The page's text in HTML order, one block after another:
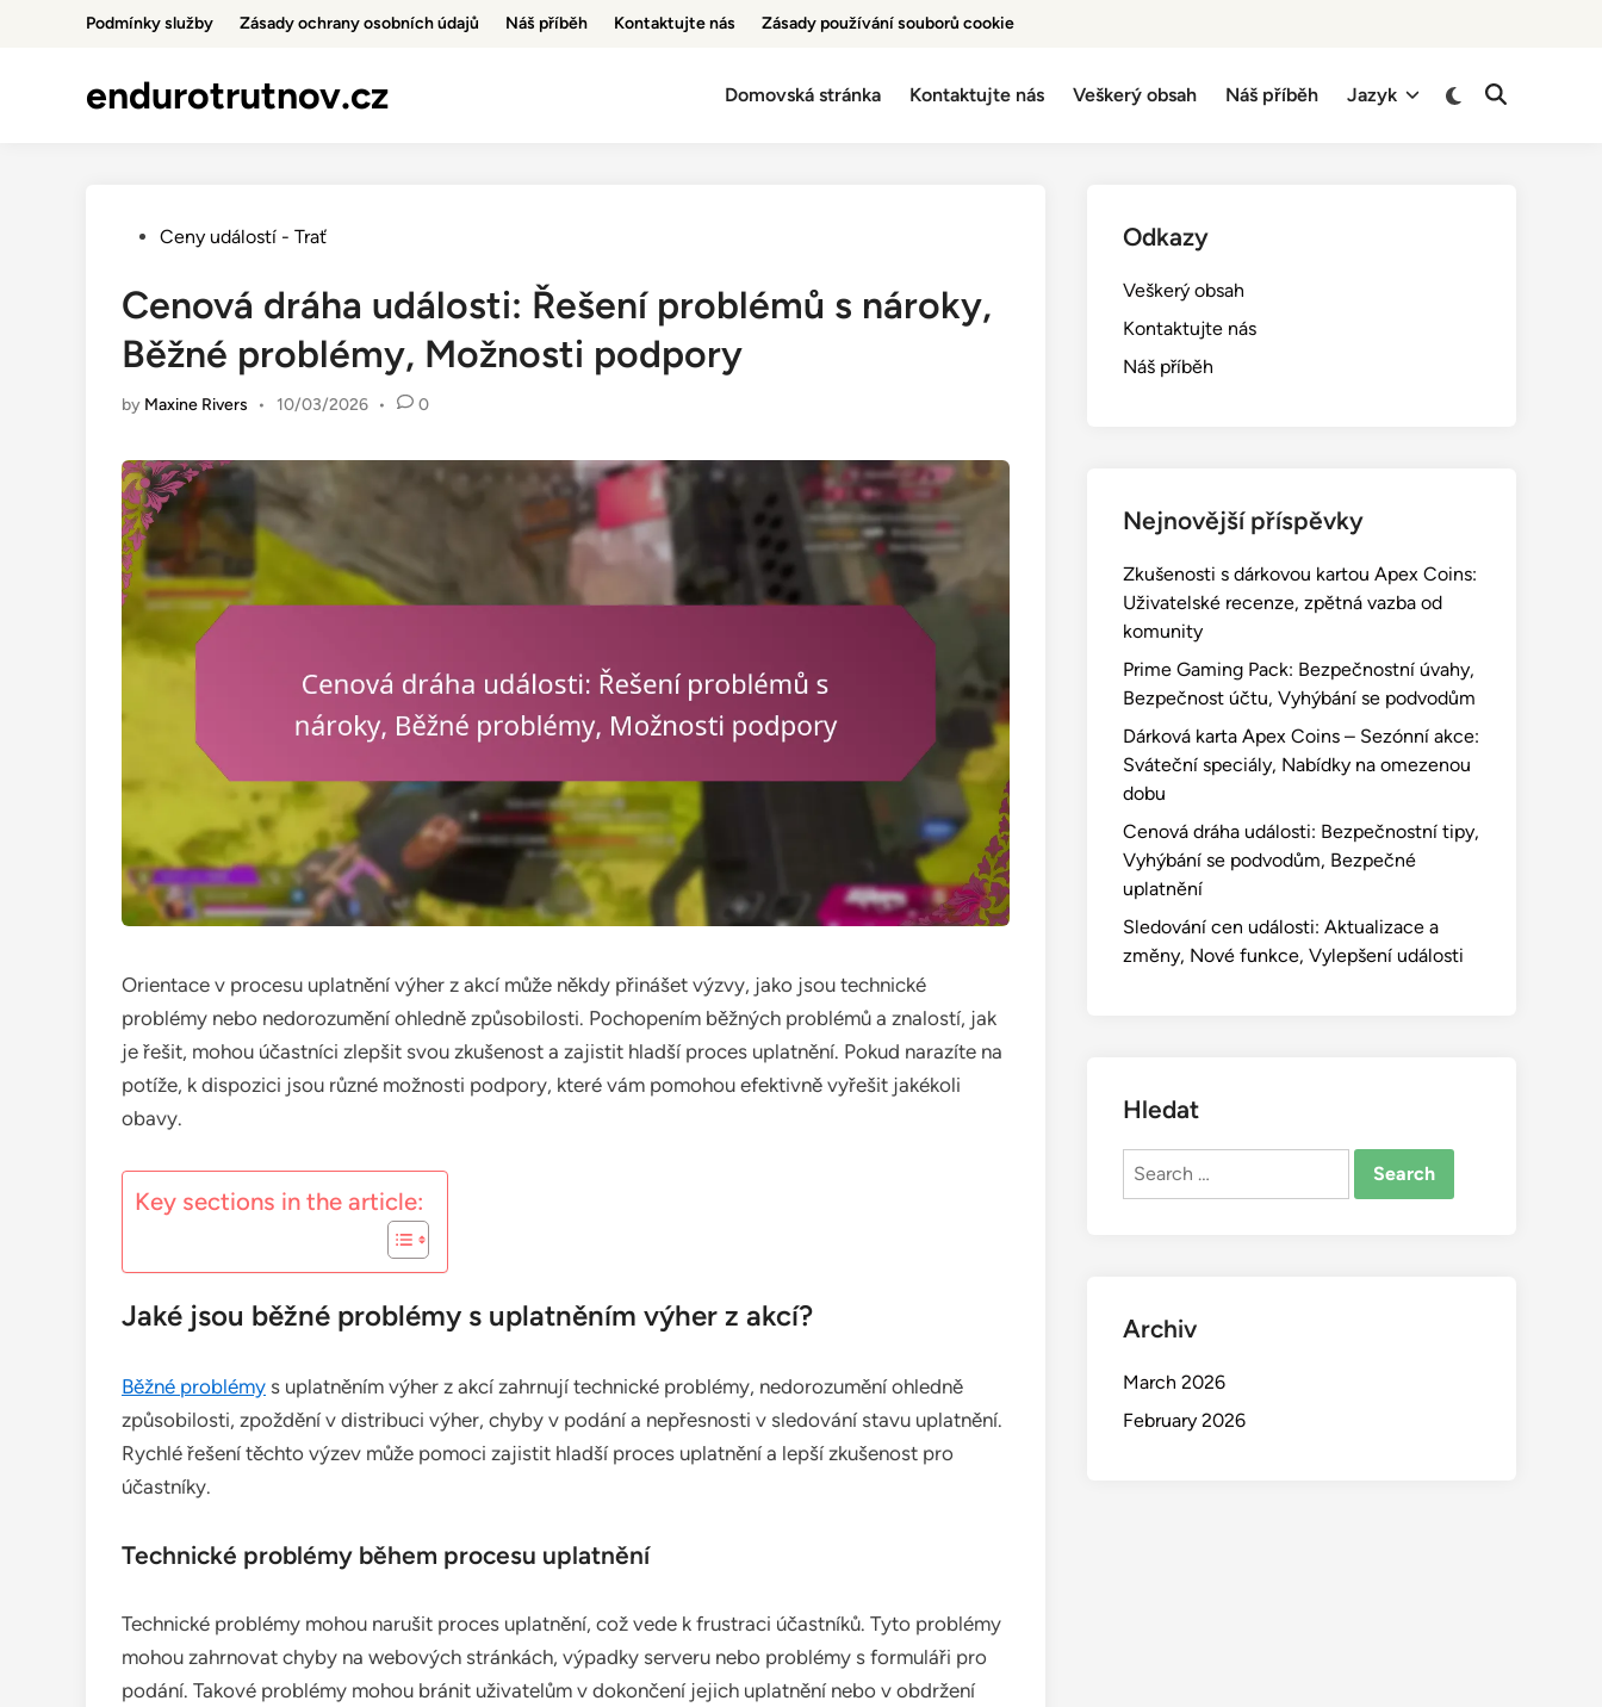
Podmínky služby Zásady ochrany osobních údajů Náš příběh Kontaktujte nás Zásady používání souborů cookie
endurotrutnov.cz Domovská stránka Kontaktujte nás Veškerý obsah Náš příběh Jazyk
Switch
Open
PostedCeny událostí - Trať
Cenová dráha události: Řešení problémů s nároky,
Běžné problémy, Možnosti podpory
by Maxine Rivers • 10/03/2026 • 0
Orientace v procesu uplatnění výher z akcí může někdy přinášet výzvy, jako jsou technické
problémy nebo nedorozumění ohledně způsobilosti. Pochopením běžných problémů a znalostí, jak
je řešit, mohou účastníci zlepšit svou zkušenost a zajistit hladší proces uplatnění. Pokud narazíte na
potíže, k dispozici jsou různé možnosti podpory, které vám pomohou efektivně vyřešit jakékoli
obavy.
Key sections in the article:
Jaké jsou běžné problémy s uplatněním výher z akcí?
Běžné problémy s uplatněním výher z akcí zahrnují technické problémy, nedorozumění ohledně
způsobilosti, zpoždění v distribuci výher, chyby v podání a nepřesnosti v sledování stavu uplatnění.
Rychlé řešení těchto výzev může pomoci zajistit hladší proces uplatnění a lepší zkušenost pro
účastníky.
Technické problémy během procesu uplatnění
Technické problémy mohou narušit proces uplatnění, což vede k frustraci účastníků. Tyto problémy
mohou zahrnovat chyby na webových stránkách, výpadky serveru nebo problémy s formuláři pro
podání. Takové problémy mohou bránit uživatelům v dokončení jejich uplatnění nebo v obdržení
Odkazy
Veškerý obsah
Kontaktujte nás
Náš příběh
Nejnovější příspěvky
Zkušenosti s dárkovou kartou Apex Coins:
Uživatelské recenze, zpětná vazba od
komunity
Prime Gaming Pack: Bezpečnostní úvahy,
Bezpečnost účtu, Vyhýbání se podvodům
Dárková karta Apex Coins – Sezónní akce:
Sváteční speciály, Nabídky na omezenou
dobu
Cenová dráha události: Bezpečnostní tipy,
Vyhýbání se podvodům, Bezpečné
uplatnění
Sledování cen události: Aktualizace a
změny, Nové funkce, Vylepšení události
Hledat
Search
Archiv
March 2026
February 2026